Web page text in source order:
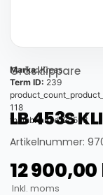
Gräsklippare
Marka:Kress
Term ID: 239
118
thumbnail_id: 25593
LB 453S
Artikelnummer:
12 900,00
Inkl. moms